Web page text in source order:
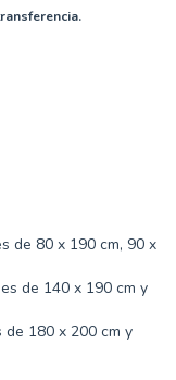
de 80 x 190 cm, 90 x
de 140 x 190 cm y
de 180 x 200 cm y